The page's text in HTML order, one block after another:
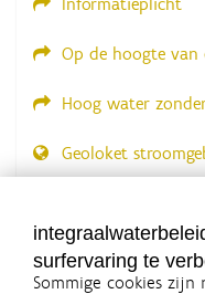
Op de hoogte van
Hoog water
Geoloket
LOGIN VEREIST
surfervaring te
Sommige cookies